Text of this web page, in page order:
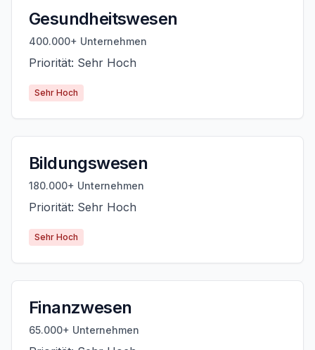
Gesundheitswesen
400.000+ Unternehmen
Priorität: Sehr Hoch
Sehr Hoch
Bildungswesen
180.000+ Unternehmen
Priorität: Sehr Hoch
Sehr Hoch
Finanzwesen
65.000+ Unternehmen